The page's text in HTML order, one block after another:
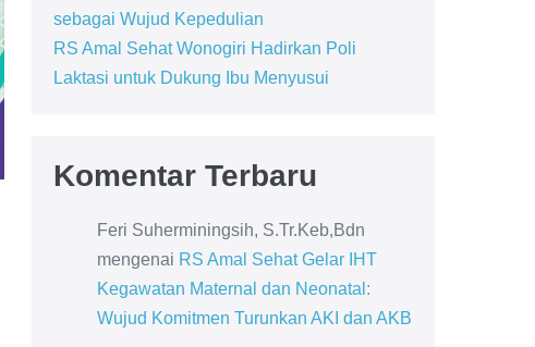
sebagai Wujud Kepedulian
RS Amal Sehat Wonogiri Hadirkan Poli
Laktasi untuk Dukung Ibu Menyusui
Komentar Terbaru
Feri Suherminingsih, S.Tr.Keb,Bdn
mengenai RS Amal Sehat Gelar IHT
Kegawatan Maternal dan Neonatal:
Wujud Komitmen Turunkan AKI dan AKB